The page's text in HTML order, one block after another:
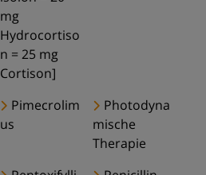
mg
Hydrocortiso
n = 25 mg
Cortison]
Pimecrolim
us
Photodyna
mische
Therapie